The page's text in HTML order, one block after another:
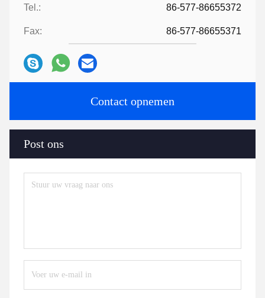
Tel.: 86-577-86655372
Fax: 86-577-86655371
Contact opnemen
Post ons